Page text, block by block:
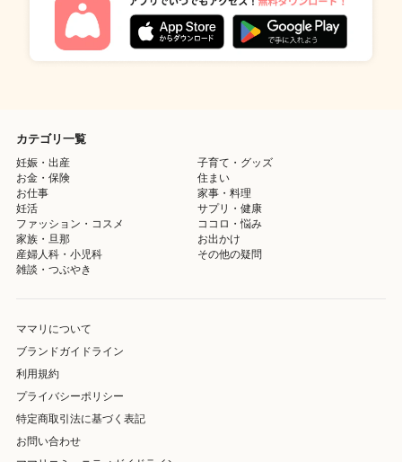
カテゴリ一覧
妊娠・出産
子育て・グッズ
お金・保険
住まい
お仕事
家事・料理
妊活
サプリ・健康
ファッション・コスメ
ココロ・悩み
家族・旦那
お出かけ
産婦人科・小児科
その他の疑問
雑談・つぶやき
ママリについて
ブランドガイドライン
利用規約
プライバシーポリシー
特定商取引法に基づく表記
お問い合わせ